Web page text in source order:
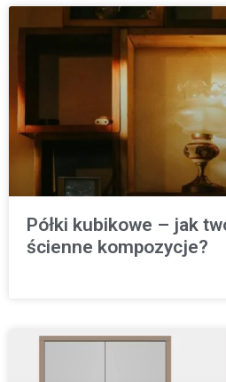
Półki kubikowe – jak
ścienne kompozycje?